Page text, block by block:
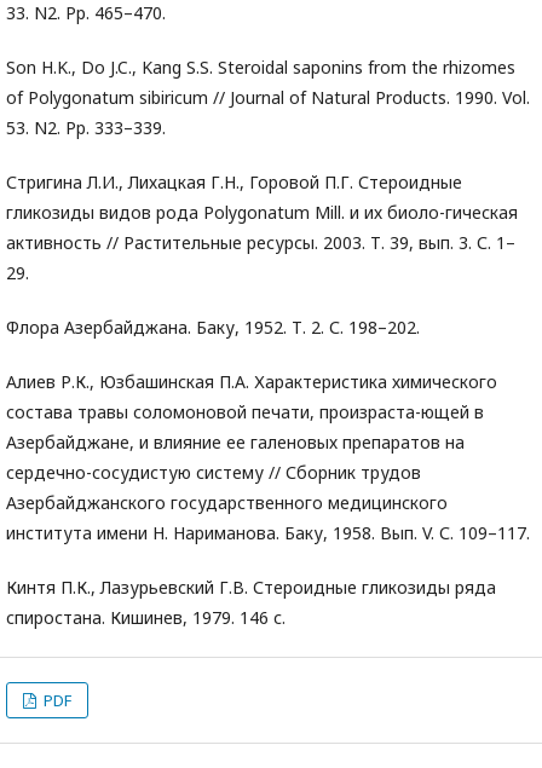
33. N2. Pp. 465–470.
Son H.K., Do J.C., Kang S.S. Steroidal saponins from the rhizomes
of Polygonatum sibiricum // Journal of Natural Products. 1990. Vol.
53. N2. Pp. 333–339.
Стригина Л.И., Лихацкая Г.Н., Горовой П.Г. Стероидные
гликозиды видов рода Polygonatum Mill. и их биоло-гическая
активность // Растительные ресурсы. 2003. Т. 39, вып. 3. С. 1–
29.
Флора Азербайджана. Баку, 1952. Т. 2. С. 198–202.
Алиев Р.К., Юзбашинская П.А. Характеристика химического
состава травы соломоновой печати, произраста-ющей в
Азербайджане, и влияние ее галеновых препаратов на
сердечно-сосудистую систему // Сборник трудов
Азербайджанского государственного медицинского
института имени Н. Нариманова. Баку, 1958. Вып. V. С. 109–117.
Кинтя П.К., Лазурьевский Г.В. Стероидные гликозиды ряда
спиростана. Кишинев, 1979. 146 с.
PDF